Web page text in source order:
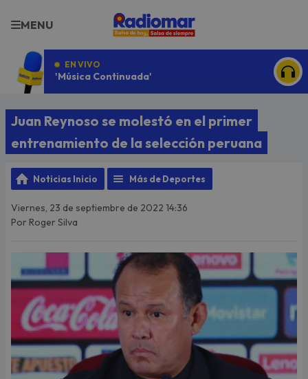
MENU
EN VIVO
'Música Continuada'
Juan Reynoso se molestó en el primer
entrenamiento de la selección peruana
Noticias Inicio Más de Deportes
Viernes, 23 de septiembre de 2022 14:36
Por Roger Silva